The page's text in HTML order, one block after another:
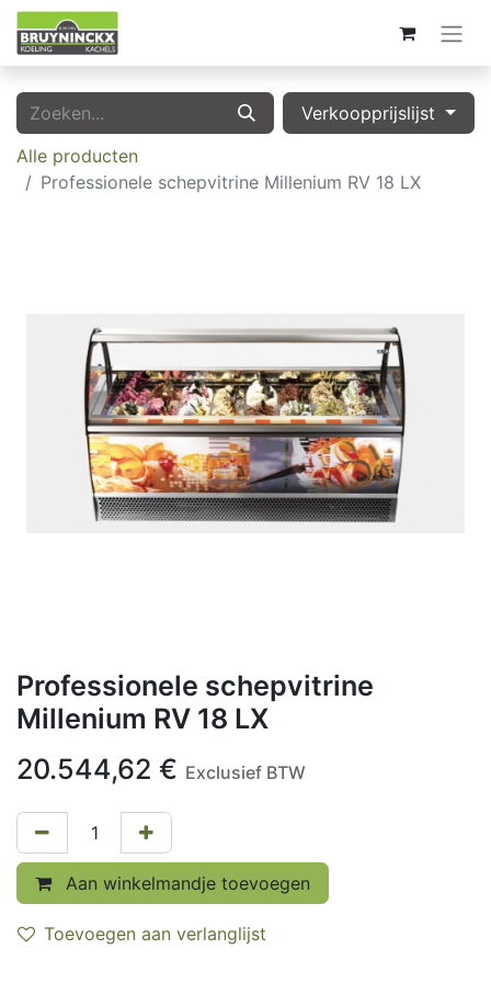
Verkoopprijslijst
Alle producten
Professionele schepvitrine Millenium RV 18 LX
Professionele schepvitrine
Millenium RV 18 LX
20.544,62 € Exclusief BTW
Aan winkelmandje toevoegen
Toevoegen aan verlanglijst